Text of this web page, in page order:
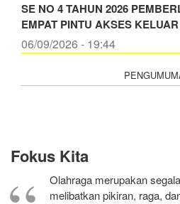
SE NO 4 TAHUN 2026
EMPAT PINTU AKSES
06/09/2026 - 19:44
Fokus Kita
Olahraga merupakan
melibatkan pikiran, raga,